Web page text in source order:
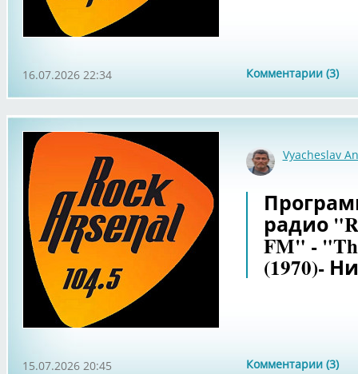
Комментарии (3)
16.07.2026 22:34
Vyacheslav
радио
FM" -
(1970)-
Комментарии (3)
15.07.2026 20:45